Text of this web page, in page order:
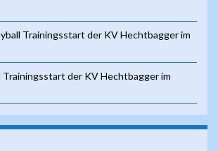
Trainingsstart der KV Hechtbagger im
Trainingsstart der KV Hechtbagger im